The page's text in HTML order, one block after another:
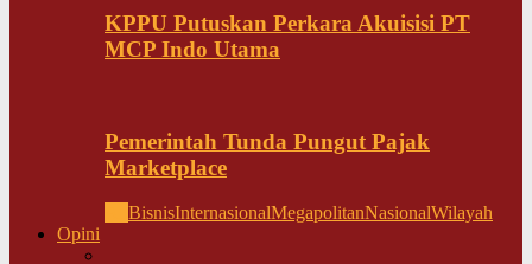
KPPU Putuskan Perkara Akuisisi PT
MCP Indo Utama
Pemerintah Tunda Pungut Pajak
Marketplace
BisnisInternasionalMegapolitanNasionalWilayah
Opini